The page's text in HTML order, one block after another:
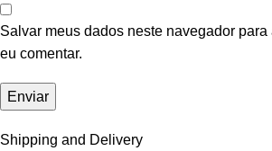
Salvar meus dados neste navegador
eu comentar.
Shipping and Delivery